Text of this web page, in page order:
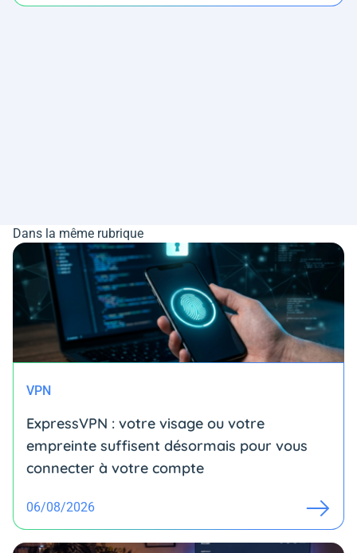
Dans la même rubrique
VPN
ExpressVPN : votre visage ou votre
empreinte suffisent désormais pour vous
connecter à votre compte
06/08/2026